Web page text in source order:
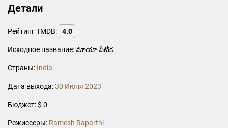
Детали
Рейтинг TMDB: 4.0
Исходное название: మాయా పేటిక
Страны: India
Дата выхода:30 Июня 2023
Бюджет: $ 0
Режиссеры: Ramesh Raparthi